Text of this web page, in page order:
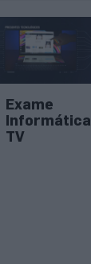
Exame
Informática
TV